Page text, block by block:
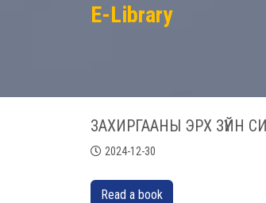
E-Library
ЗАХИРГААНЫ ЭРХ ЗҮЙН
2024-12-30
Read a book